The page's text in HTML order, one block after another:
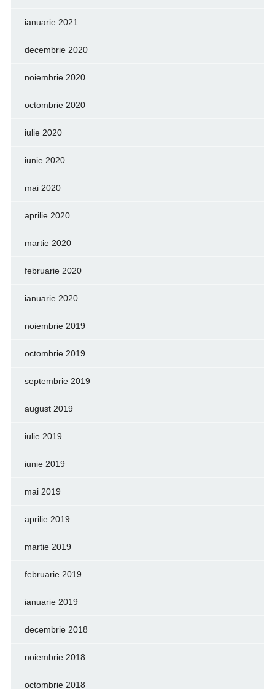
ianuarie 2021
decembrie 2020
noiembrie 2020
octombrie 2020
iulie 2020
iunie 2020
mai 2020
aprilie 2020
martie 2020
februarie 2020
ianuarie 2020
noiembrie 2019
octombrie 2019
septembrie 2019
august 2019
iulie 2019
iunie 2019
mai 2019
aprilie 2019
martie 2019
februarie 2019
ianuarie 2019
decembrie 2018
noiembrie 2018
octombrie 2018